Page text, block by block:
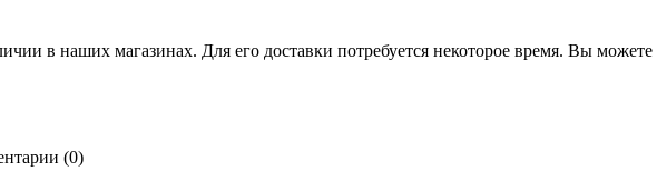
в наших магазинах. Для его доставки потребуется некоторое время. Вы
(0)